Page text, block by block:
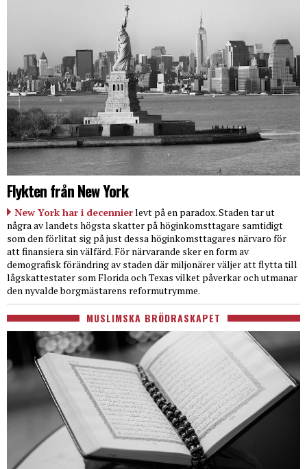
Flykten från New York
New York har i decennierlevt på en paradox. Staden tar ut
några av landets högsta skatter på höginkomsttagare samtidigt
som den förlitat sig på just dessa höginkomsttagares närvaro för
att finansiera sin välfärd. För närvarande sker en form av
demografisk förändring av staden där miljonärer väljer att flytta till
lågskattestater som Florida och Texas vilket påverkar och utmanar
den nyvalde borgmästarens reformutrymme.
MUSLIMSKA BRÖDRASKAPET